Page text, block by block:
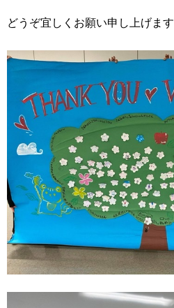
どうぞ宜しくお願い申し上げます